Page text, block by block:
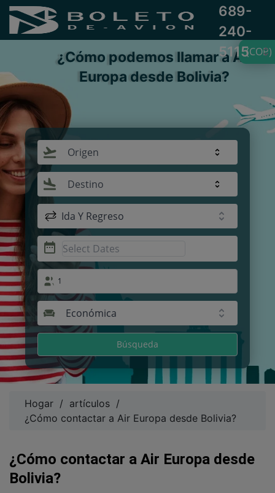
689-
240-
5115
¿Cómo podemos llamar a Air
Europa desde Bolivia?
(COP)
Origen
Destino
Ida Y Regreso
1
Económica
Búsqueda
Hogar / artículos /
¿Cómo contactar a Air Europa desde Bolivia?
¿Cómo contactar a Air Europa desde
Bolivia?